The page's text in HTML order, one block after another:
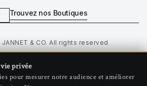
privée
pour mesurer notre audience et améliorer
Trouvez nos Boutiques
& CO. All rights reserved